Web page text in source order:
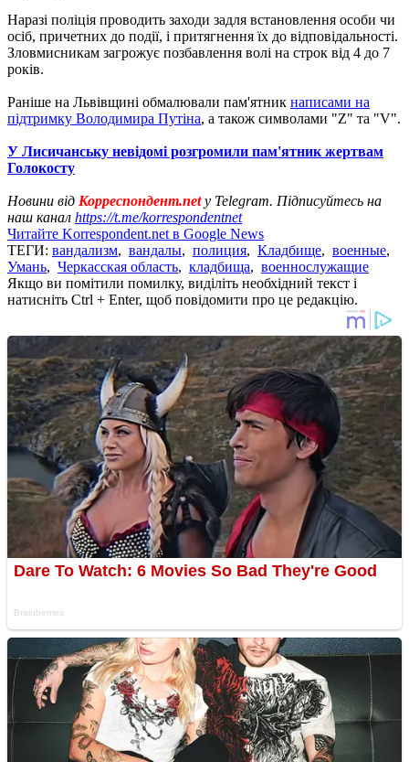
Наразі поліція проводить заходи задля встановлення особи чи
осіб, причетних до події, і притягнення їх до відповідальності.
Зловмисникам загрожує позбавлення волі на строк від 4 до 7
років.
Раніше на Львівщині обмалювали пам'ятник написами на
підтримку Володимира Путіна, а також символами "Z" та "V".
У Лисичанську невідомі розгромили пам'ятник жертвам
Голокосту
Новини від Корреспондент.netу Telegram. Підписуйтесь на
наш канал https://t.me/korrespondentnet
Читайте Korrespondent.net в Google News
ТЕГИ: вандализм, вандалы, полиция, Кладбище, военные,
Умань, Черкасская область, кладбища, военнослужащие
Якщо ви помітили помилку, виділіть необхідний текст і
натисніть Ctrl + Enter, щоб повідомити про це редакцію.